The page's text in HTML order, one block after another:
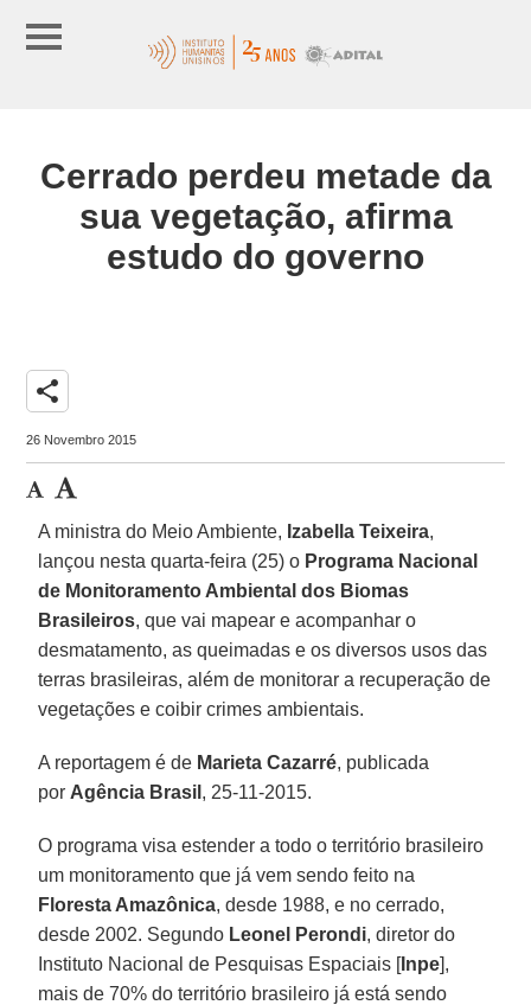
Cerrado perdeu metade da
sua vegetação, afirma
estudo do governo
share
26 Novembro 2015
A ministra do Meio Ambiente, Izabella Teixeira,
lançou nesta quarta-feira (25) o Programa Nacional
de Monitoramento Ambiental dos Biomas
Brasileiros, que vai mapear e acompanhar o
desmatamento, as queimadas e os diversos usos das
terras brasileiras, além de monitorar a recuperação de
vegetações e coibir crimes ambientais.
A reportagem é de Marieta Cazarré, publicada
por Agência Brasil , 25-11-2015.
O programa visa estender a todo o território brasileiro
um monitoramento que já vem sendo feito na
Floresta Amazônica, desde 1988, e no cerrado,
desde 2002. Segundo Leonel Perondi, diretor do
Instituto Nacional de Pesquisas Espaciais [Inpe],
mais de 70% do território brasileiro já está sendo